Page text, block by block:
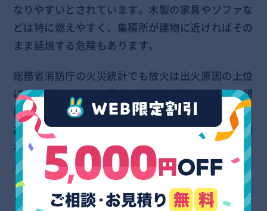
なりやすいとされています。木製の家具やソファな
どは特に燃えやすく、集積所が建物に近ければその
まま延焼する危険もあります。
総務省消防庁の火災統計でも放火は出火原因の上位
に入り続けており、屋外の可燃物が狙われやすい傾
向は変わっていません。放火に限らず、立てかけて
おいた棚が風で倒れて通行人にあたるような物理的
な事故も、放置の時間が長いほど起こりやすくなり
ます
こうした被害が出た場合、ゴミを出した本人の責任